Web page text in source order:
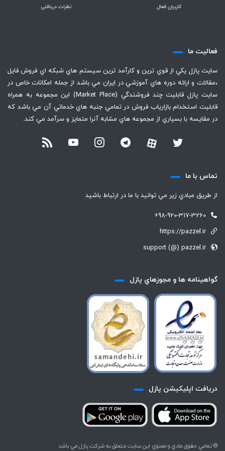
کاربران فعال نظرات دریافتی
فعاليت ما
سايت پازل يكي از قوي ترين و كارآمد ترين سيستم هاي شبكه اي فروش فايل
،‌مقالات و ارائه دوره هاي آموزشي در ايران مي باشد از جمله امكانات خاص در
سايت پازل قابليت چند فروشندگي (Market Place) اين مجموعه به همراه
قابليت استخدام بازارياب فروش در تمامي جنبه هاي خدماتي آن مي باشد كه
در مقايسه با بسياري از مجموعه هاي مشابه آنرا متمايز و سرآمد مي كند.
تماس با ما
از طريق مبادي زير مي توانيد با ما در ارتباط باشيد
+98-920-317-3260
https://pazzel.ir
support (@) pazzel.ir
گواهينامه ها و مجوزهاي پازل
دريافت اپليكيشن پازل
© تمامي حقوق مادي و معنوي اين سايت متعلق به شركت پازل مي باشد